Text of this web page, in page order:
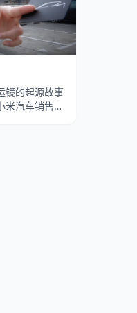
镜的起源故事
米汽车销售豆